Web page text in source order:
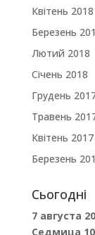
Квітень 2018
Березень
Лютий 2018
Січень 2018
Грудень
Травень
Квітень 2017
Березень
Сьогодні
7 августа
Седмица